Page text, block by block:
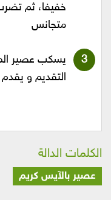
خفيفا، ثم
متجانس
يسكب عصير
التقديم و يقدم
الكلمات الدالة
عصير بالآيس كريم